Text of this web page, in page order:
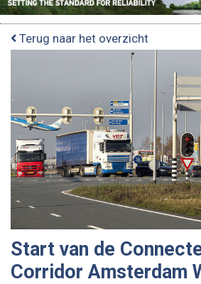
Terug naar het overzicht
Start van de
Corridor Amsterdam